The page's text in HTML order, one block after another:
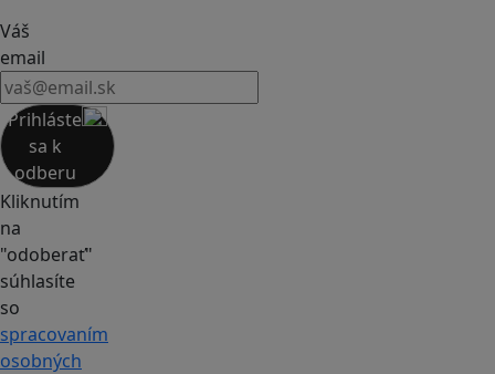
Váš
email
Prihláste
sa k
odberu
Kliknutím
na
"odoberať"
súhlasíte
so
spracovaním
osobných